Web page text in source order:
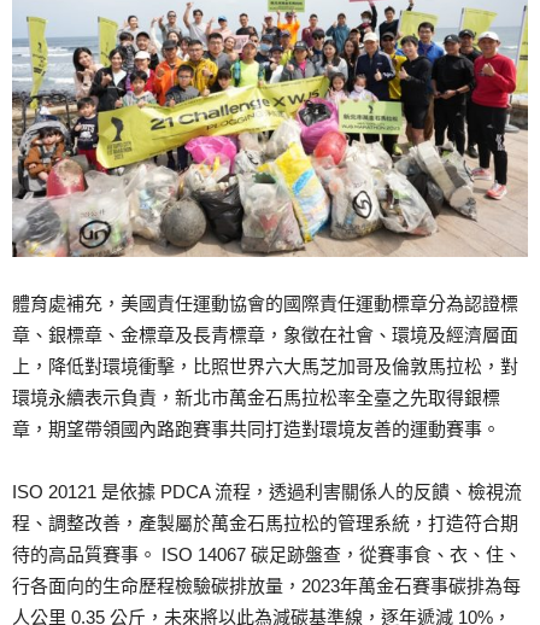
體育處補充，美國責任運動協會的國際責任運動標章分為認證標
章、銀標章、金標章及長青標章，象徵在社會、環境及經濟層面
上，降低對環境衝擊，比照世界六大馬芝加哥及倫敦馬拉松，對
環境永續表示負責，新北市萬金石馬拉松率全臺之先取得銀標
章，期望帶領國內路跑賽事共同打造對環境友善的運動賽事。
ISO 20121 是依據 PDCA 流程，透過利害關係人的反饋、檢視流
程、調整改善，產製屬於萬金石馬拉松的管理系統，打造符合期
待的高品質賽事。 ISO 14067 碳足跡盤查，從賽事食、衣、住、
行各面向的生命歷程檢驗碳排放量，2023年萬金石賽事碳排為每
人公里 0.35 公斤，未來將以此為減碳基準線，逐年遞減 10%，